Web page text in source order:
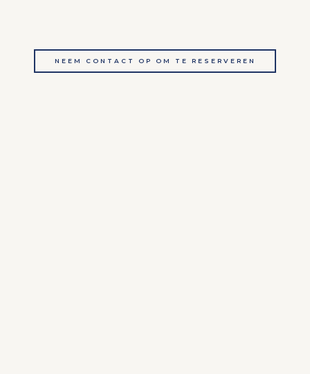
NEEM CONTACT OP OM TE RESERVEREN